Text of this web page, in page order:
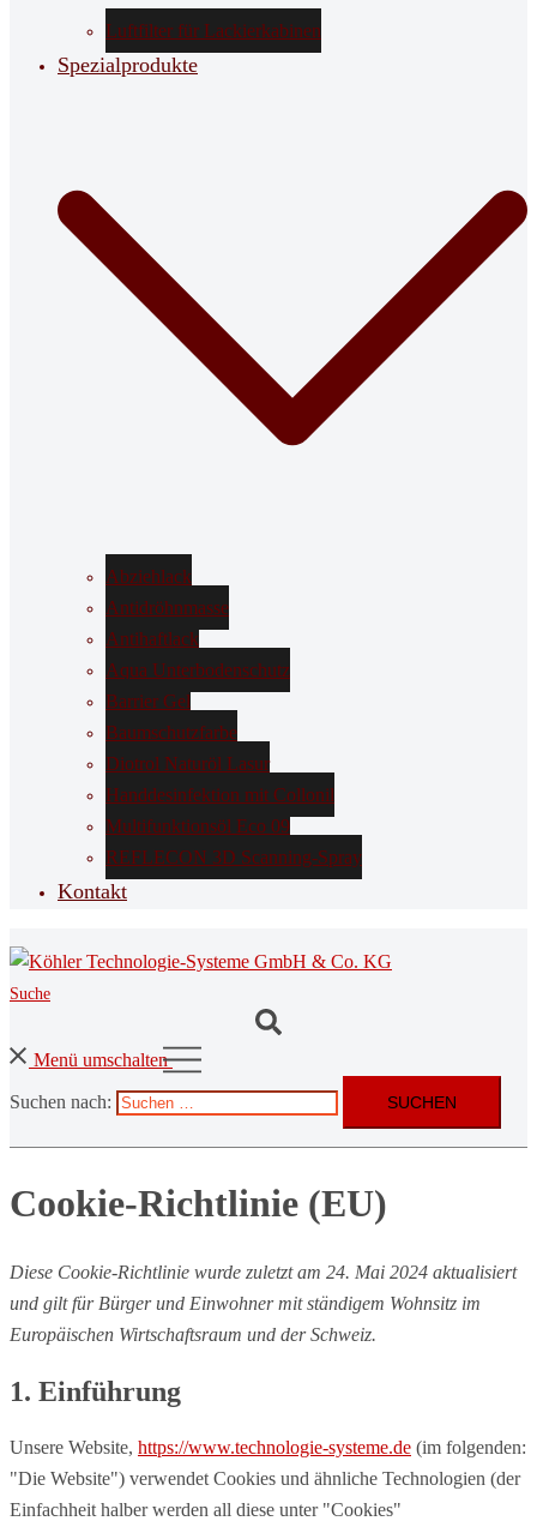
Luftfilter für Lackierkabinen
Spezialprodukte
Abziehlack
Antidröhnmasse
Antihaftlack
Aqua Unterbodenschutz
Barrier Gel
Baumschutzfarbe
Diotrol Naturöl Lasur
Handdesinfektion mit Collonil
Multifunktionsöl Eco 09
REFLECON 3D Scanning-Spray
Kontakt
Suche
Menü umschalten
Suchen nach:
Cookie-Richtlinie (EU)
Diese Cookie-Richtlinie wurde zuletzt am 24. Mai 2024 aktualisiert
und gilt für Bürger und Einwohner mit ständigem Wohnsitz im
Europäischen Wirtschaftsraum und der Schweiz.
1. Einführung
Unsere Website, https://www.technologie-systeme.de (im folgenden:
"Die Website") verwendet Cookies und ähnliche Technologien (der
Einfachheit halber werden all diese unter "Cookies"